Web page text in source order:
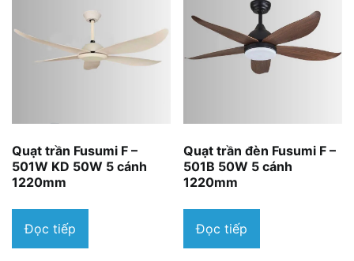
Quạt trần Fusumi F –
501W KD 50W 5 cánh
1220mm
Đọc tiếp
Quạt trần đèn Fusumi F –
501B 50W 5 cánh
1220mm
Đọc tiếp